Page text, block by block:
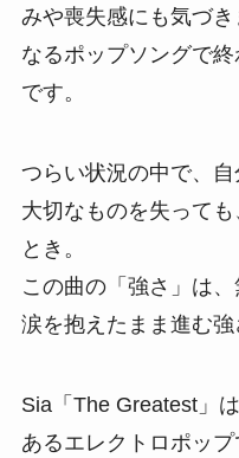
みや喪失感にも気づ
なるポップソングで
です。
つらい状況の中で、自
大切なものを失って
とき。
この曲の「強さ」は、
涙を抱えたまま進む強
Sia「The Greatest」
あるエレクトロポッ